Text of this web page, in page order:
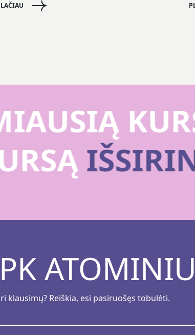
klausimų? Reiškia, esi pasiruošęs tobulėti.